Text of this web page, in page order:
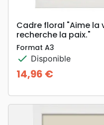
Cadre floral "Aime la
recherche la paix."
Format A3
check Disponible
Prix
14,96 €